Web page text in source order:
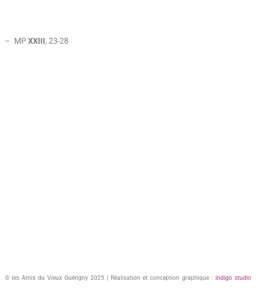
– MP XXIII, 23-28
© les Amis du Vieux Guérigny 2025 | Réalisation et conception graphique : indigo studio